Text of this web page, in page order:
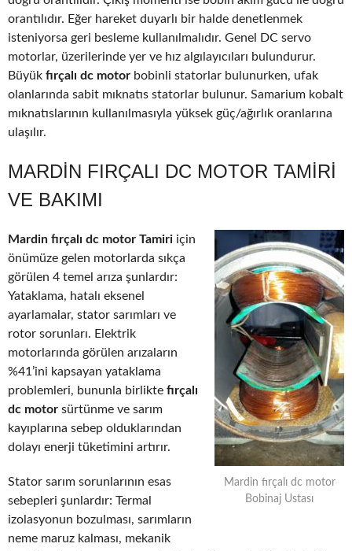
orantılıdır. Eğer hareket duyarlı bir halde denetlenmek
isteniyorsa geri besleme kullanılmalıdır. Genel DC servo
motorlar, üzerilerinde yer ve hız algılayıcıları bulundurur.
Büyük fırçalı dc motor bobinli statorlar bulunurken, ufak
olanlarında sabit mıknatıs statorlar bulunur. Samarium kobalt
mıknatıslarının kullanılmasıyla yüksek güç/ağırlık oranlarına
ulaşılır.
MARDIN FIRÇALI DC MOTOR TAMIRI
VE BAKIMI
Mardin fırçalı dc motor
Bobinaj Ustası
Mardin fırçalı dc motor Tamiri için
önümüze gelen motorlarda sıkça
görülen 4 temel arıza şunlardır:
Yataklama, hatalı eksenel
ayarlamalar, stator sarımları ve
rotor sorunları. Elektrik
motorlarında görülen arızaların
%41’ini kapsayan yataklama
problemleri, bununla birlikte fırçalı
dc motor sürtünme ve sarım
kayıplarına sebep olduklarından
dolayı enerji tüketimini artırır.
Stator sarım sorunlarının esas
sebepleri şunlardır: Termal
izolasyonun bozulması, sarımların
neme maruz kalması, mekanik